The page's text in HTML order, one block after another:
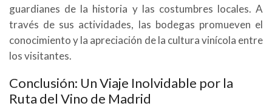
guardianes de la historia y las costumbres locales. A
través de sus actividades, las bodegas promueven el
conocimiento y la apreciación de la cultura vinícola entre
los visitantes.
Conclusión: Un Viaje Inolvidable por la
Ruta del Vino de Madrid